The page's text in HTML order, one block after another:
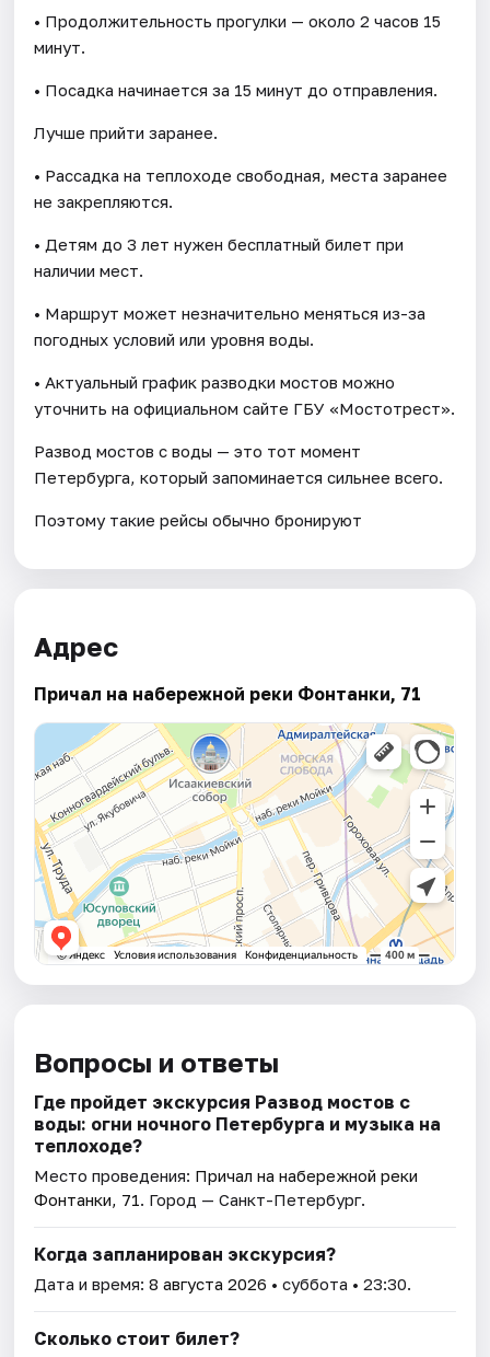
• Продолжительность прогулки — около 2 часов 15
минут.
• Посадка начинается за 15 минут до отправления.
Лучше прийти заранее.
• Рассадка на теплоходе свободная, места заранее
не закрепляются.
• Детям до 3 лет нужен бесплатный билет при
наличии мест.
• Маршрут может незначительно меняться из-за
погодных условий или уровня воды.
• Актуальный график разводки мостов можно
уточнить на официальном сайте ГБУ «Мостотрест».
Развод мостов с воды — это тот момент
Петербурга, который запоминается сильнее всего.
Поэтому такие рейсы обычно бронируют
Адрес
Причал на набережной реки Фонтанки, 71
Вопросы и ответы
Где пройдет экскурсия Развод мостов с
воды: огни ночного Петербурга и музыка на
теплоходе?
Место проведения: Причал на набережной реки
Фонтанки, 71. Город — Санкт-Петербург.
Когда запланирован экскурсия?
Дата и время:8 августа 2026 • суббота • 23:30.
Сколько стоит билет?